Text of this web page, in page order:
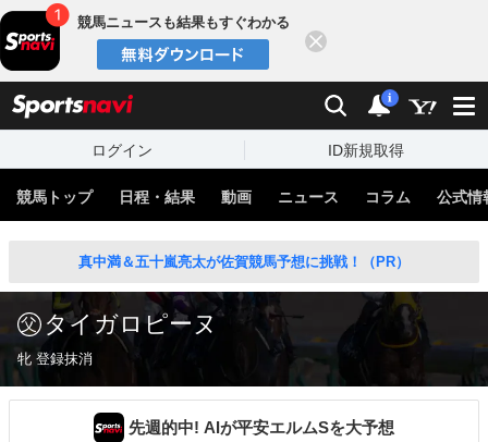
競馬ニュースも結果もすぐわかる
検索 通知
i
ログイン ID新規取得
競馬トップ 日程・結果 動画 ニュース コラム 公式情
真中満＆五十嵐亮太が佐賀競馬予想に挑戦！（PR）
タイガロピーヌ
牝 登録抹消
先週的中! AIが平安エルムSを大予想